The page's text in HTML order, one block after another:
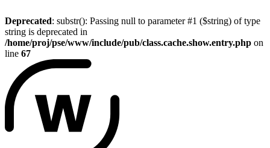
Deprecated: substr(): Passing null to parameter #1 ($string) of type
string is deprecated in
/home/proj/pse/www/include/pub/class.cache.show.entry.php on
line 67